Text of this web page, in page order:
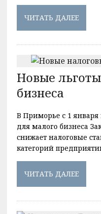
ЧИТАТЬ ДАЛЕЕ
Новые
бизнеса
В Приморье с 1 января
для малого бизнеса
снижает налоговые
категорий
ЧИТАТЬ ДАЛЕЕ